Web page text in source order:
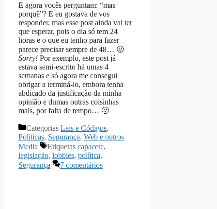
E agora vocês perguntam: “mas
porquê”? E eu gostava de vos
responder, mas esse post ainda vai ter
que esperar, pois o dia só tem 24
horas e o que eu tenho para fazer
parece precisar sempre de 48… 😛
Sorry! Por exemplo, este post já
estava semi-escrito há umas 4
semanas e só agora me consegui
obrigar a terminá-lo, embora tenha
abdicado da justificação da minha
opinião e dumas outras coisinhas
mais, por falta de tempo… 🙁
Categorias Leis e Códigos,
Políticas, Segurança, Web e outros
Media
Etiquetas capacete,
legislação, lobbies, política,
Segurança
7 comentários